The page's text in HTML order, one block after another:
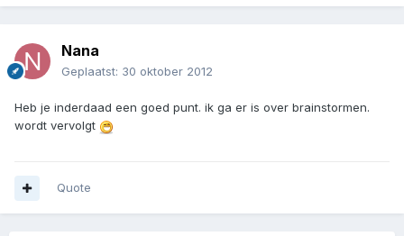
Nana
Geplaatst: 30 oktober 2012
Heb je inderdaad een goed punt. ik ga er is over brainstormen.
wordt vervolgt
Quote